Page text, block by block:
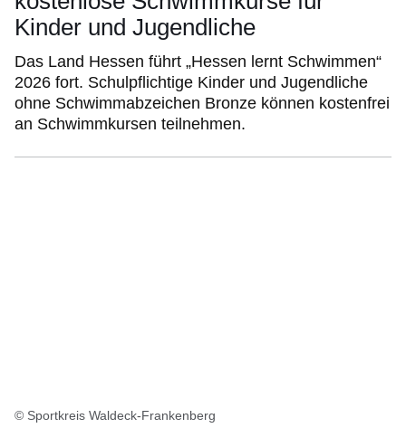
Kinder und Jugendliche
Das Land Hessen führt „Hessen lernt Schwimmen“
2026 fort. Schulpflichtige Kinder und Jugendliche
ohne Schwimmabzeichen Bronze können kostenfrei
an Schwimmkursen teilnehmen.
© Sportkreis Waldeck-Frankenberg